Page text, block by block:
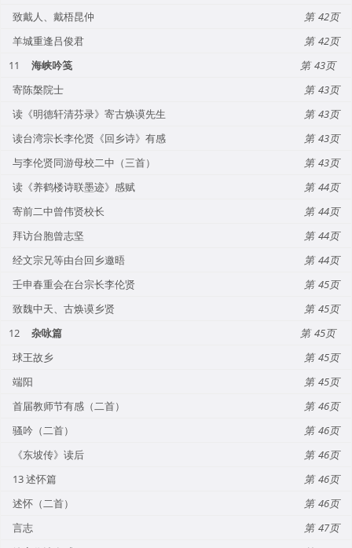
致戴人、戴梧昆仲
42
羊城重逢吕俊君
42
11
海峡吟笺
43
寄陈槃院士
43
读《明德轩清芬录》寄古焕谟先生
43
读台湾宗长李伦贤《回乡诗》有感
43
与李伦贤同游母校二中（三首）
43
读《养鹤楼诗联墨迹》感赋
44
寄前二中曾伟贤校长
44
拜访台胞曾志坚
44
经文宗兄等由台回乡邀晤
44
壬申春重会在台宗长李伦贤
45
致魏中天、古焕谟乡贤
45
12
杂咏篇
45
球王故乡
45
端阳
45
首届教师节有感（二首）
46
骚吟（二首）
46
《东坡传》读后
46
13 述怀篇
46
述怀（二首）
46
言志
47